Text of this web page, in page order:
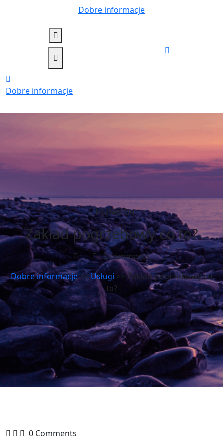
Dobre informacje
Dobre informacje
Posted On
Zakład pogrzebowy co to?
0 comments
Dobre informacje>> Usługi >> Zakład pogrzebowy co
to?
0 Comments